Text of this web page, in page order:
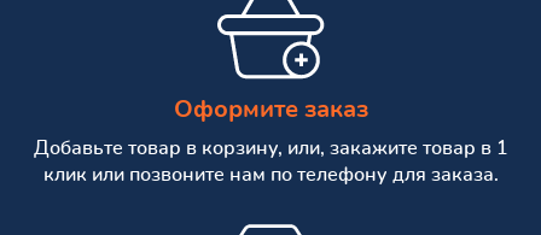
Оформите заказ
Добавьте товар в корзину, или, закажите товар в 1
клик или позвоните нам по телефону для заказа.